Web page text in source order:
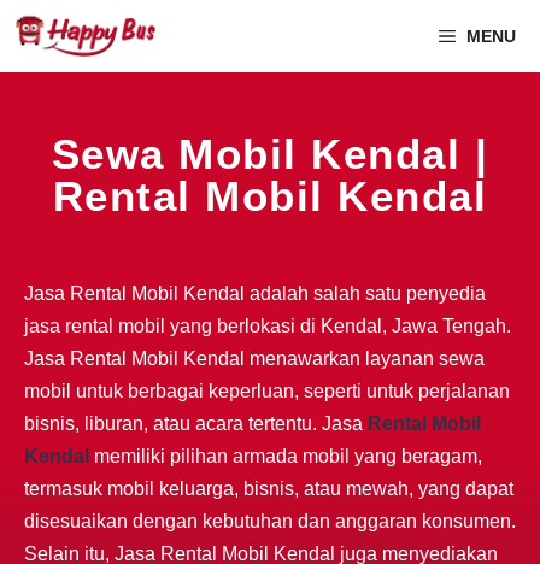
MENU
Sewa Mobil Kendal |
Rental Mobil Kendal
Jasa Rental Mobil Kendal adalah salah satu penyedia
jasa rental mobil yang berlokasi di Kendal, Jawa Tengah.
Jasa Rental Mobil Kendal menawarkan layanan sewa
mobil untuk berbagai keperluan, seperti untuk perjalanan
bisnis, liburan, atau acara tertentu. Jasa Rental Mobil
Kendal memiliki pilihan armada mobil yang beragam,
termasuk mobil keluarga, bisnis, atau mewah, yang dapat
disesuaikan dengan kebutuhan dan anggaran konsumen.
Selain itu, Jasa Rental Mobil Kendal juga menyediakan